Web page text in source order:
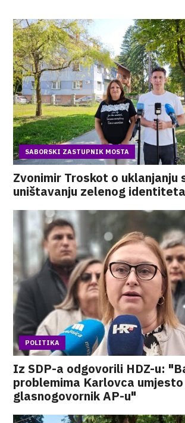
SABORSKI ZASTUPNIK MOSTA
Zvonimir Troskot o uklanjanju
uništavanju zelenog
POLITIKA
Iz SDP-a odgovorili HDZ-u:
problemima Karlovca
glasnogovornik AP-u"